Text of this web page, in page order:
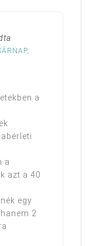
a
a
azt a 40
egy
2